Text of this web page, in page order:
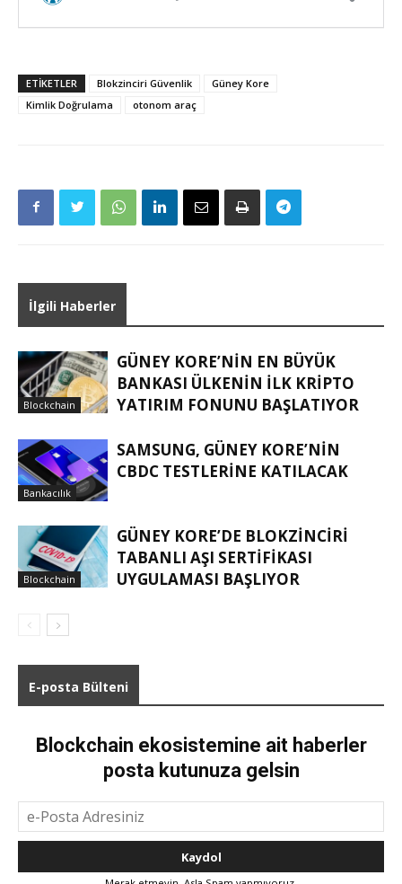
ETIKETLER Blokzinciri Güvenlik
Güney Kore
Kimlik Doğrulama
otonom araç
İlgili Haberler
Blockchain
GÜNEY KORE’NIN EN BÜYÜK
BANKASI ÜLKENIN ILK KRIPTO
YATIRIM FONUNU BAŞLATIYOR
Bankacılık
SAMSUNG, GÜNEY KORE’NIN
CBDC TESTLERINE KATILACAK
Blockchain
GÜNEY KORE’DE BLOKZINCIRI
TABANLI AŞI SERTIFIKASI
UYGULAMASI BAŞLIYOR
E-posta Bülteni
Blockchain ekosistemine ait haberler
posta kutunuza gelsin